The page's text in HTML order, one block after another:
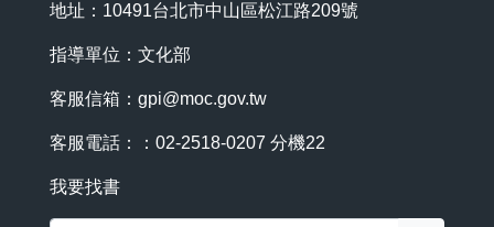
地址：10491台北市中山區松江路209號
指導單位：文化部
客服信箱： gpi@moc.gov.tw
客服電話：：02-2518-0207 分機22
我要找書